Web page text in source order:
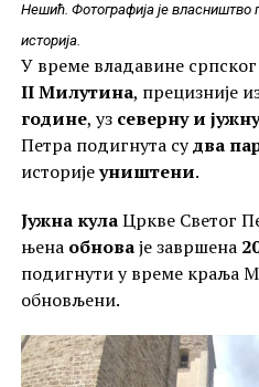
Нешић. Фотографија је
историја.
У време владавине српског
II Милутина, прецизније
године, уз северну и
Петра подигнута судва
историјеуништени.
Јужна кулаЦркве Светог
њена обноваје завршена
подигнути у време краља
обновљени.